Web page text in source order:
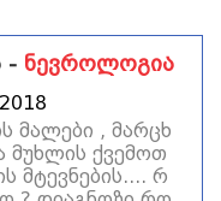
- ნევროლოგია
მალები , მარცხ
მუხლის ქვემოთ
მტევნების.... რ